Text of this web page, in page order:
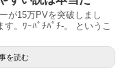
が15万PVを突破しまし
。ﾜｰﾊﾟﾁﾊﾟﾁ-。 というこ
を読む